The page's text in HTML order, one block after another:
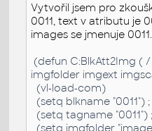
Vytvořil jsem pro
0011, text v atributu je
images se jmenuje
(defun C:BlkAtt2Img (
imgfolder imgext
(vl-load-com)
(setq blkname "0011")
(setq tagname
(setq imgfolder